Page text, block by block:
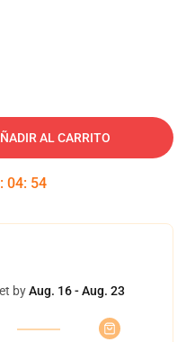
AL CARRITO
: 04: 53
byAug. 16 - Aug. 23